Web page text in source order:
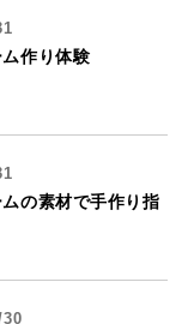
作り体験
の素材で手作り指
30